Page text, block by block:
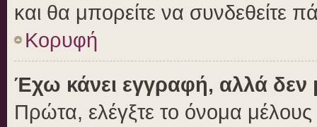
και θα μπορείτε να συνδεθείτε
Κορυφή
Έχω κάνει εγγραφή, αλλά
Πρώτα, ελέγξτε το όνομα μέλους